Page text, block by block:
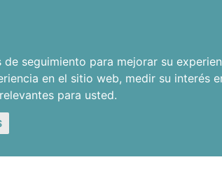
seguimiento para mejorar su
en el sitio web, medir su interés
para usted.